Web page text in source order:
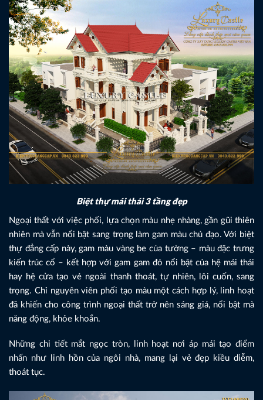
Biệt thự mái thái 3 tầng đẹp
Ngoại thất với việc phối, lựa chọn màu nhẹ nhàng, gần gũi thiên
nhiên mà vẫn nổi bật sang trọng làm gam màu chủ đạo. Với biệt
thự đẳng cấp này, gam màu vàng be của tường – màu đặc trưng
kiến trúc cổ – kết hợp với gam gam đỏ nổi bật của hệ mái thái
hay hệ cửa tạo vẻ ngoài thanh thoát, tự nhiên, lôi cuốn, sang
trọng. Chỉ nguyên viên phối tạo màu một cách hợp lý, linh hoạt
đã khiến cho công trình ngoại thất trở nên sáng giá, nổi bật mà
năng động, khỏe khoắn.
Những chi tiết mắt ngọc tròn, linh hoạt nơi áp mái tạo điểm
nhấn như linh hồn của ngôi nhà, mang lại vẻ đẹp kiều diễm,
thoát tục.